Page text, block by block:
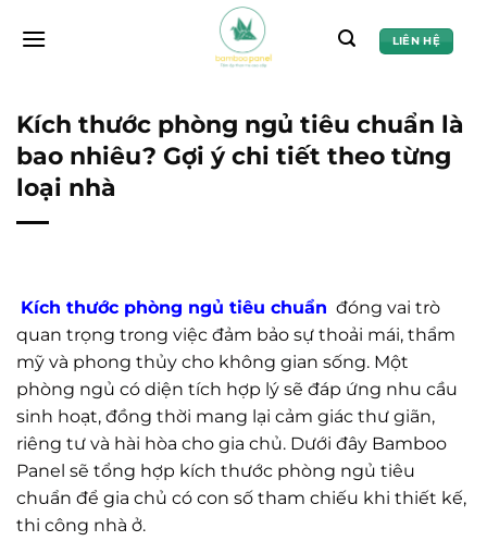
đến
LIÊN HỆ
Kích thước phòng ngủ tiêu chuẩn là
bao nhiêu? Gợi ý chi tiết theo từng
loại nhà
Kích thước phòng ngủ tiêu chuẩn đóng vai trò
quan trọng trong việc đảm bảo sự thoải mái, thẩm
mỹ và phong thủy cho không gian sống. Một
phòng ngủ có diện tích hợp lý sẽ đáp ứng nhu cầu
sinh hoạt, đồng thời mang lại cảm giác thư giãn,
riêng tư và hài hòa cho gia chủ. Dưới đây Bamboo
Panel sẽ tổng hợp kích thước phòng ngủ tiêu
chuẩn để gia chủ có con số tham chiếu khi thiết kế,
thi công nhà ở.